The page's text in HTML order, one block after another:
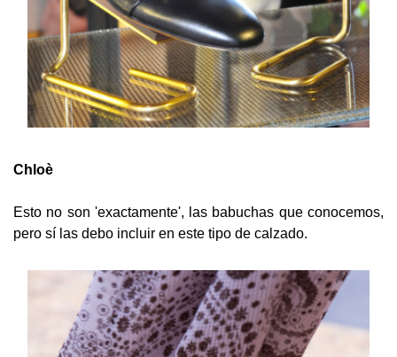
Chloè
Esto no son 'exactamente', las babuchas que conocemos,
pero sí las debo incluir en este tipo de calzado.